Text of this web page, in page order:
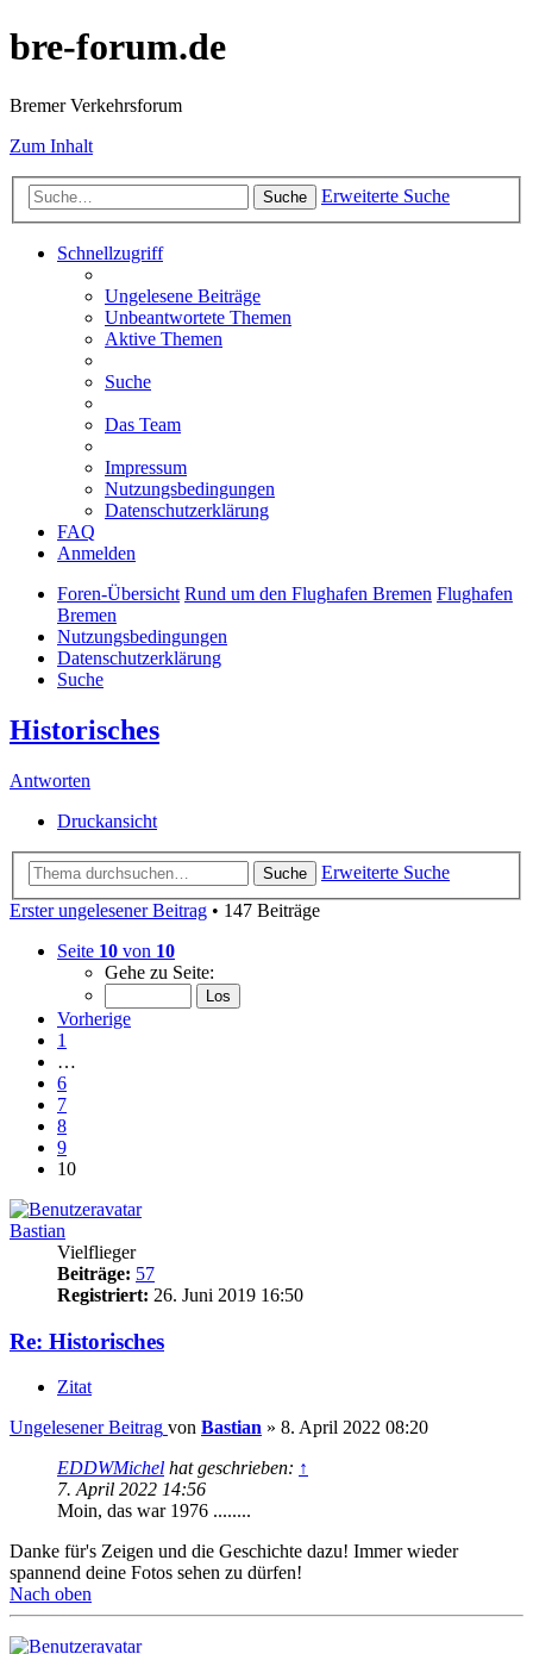
bre-forum.de
Bremer Verkehrsforum
Zum Inhalt
Suche Erweiterte Suche
Schnellzugriff
Ungelesene Beiträge
Unbeantwortete Themen
Aktive Themen
Suche
Das Team
Impressum
Nutzungsbedingungen
Datenschutzerklärung
FAQ
Anmelden
Foren-Übersicht Rund um den Flughafen Bremen Flughafen
Bremen
Nutzungsbedingungen
Datenschutzerklärung
Suche
Historisches
Antworten
Druckansicht
Suche
Erweiterte Suche
Erster ungelesener Beitrag • 147 Beiträge
Seite 10 von 10
Gehe zu Seite:
Vorherige
1
…
6
7
8
9
10
Bastian
Vielflieger
Beiträge: 57
Registriert: 26. Juni 2019 16:50
Re: Historisches
Zitat
Ungelesener Beitrag von Bastian » 8. April 2022 08:20
EDDWMichel hat geschrieben: ↑
7. April 2022 14:56
Moin, das war 1976 ........
Danke für's Zeigen und die Geschichte dazu! Immer wieder
spannend deine Fotos sehen zu dürfen!
Nach oben